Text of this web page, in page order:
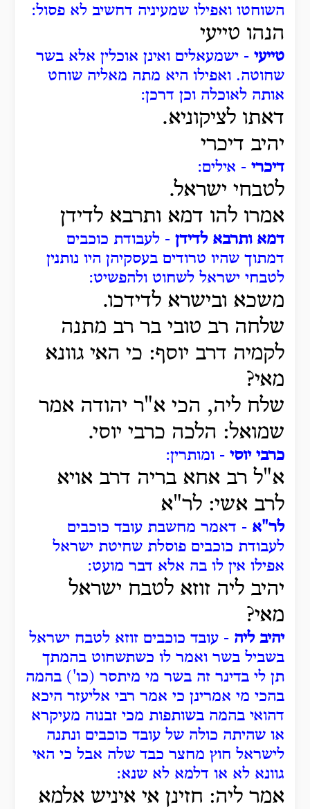
השוחטו ואפילו שמעיניה דחשיב לא פסול:
הנהו טייעי
טייעי - ישמעאלים ואינן אוכלין אלא בשר
שחוטה. ואפילו היא מתה מאליה שוחט
אותה לאוכלה וכן דרכן:
דאתו לציקוניא.
יהיב דיכרי
דיכרי - אילים:
לטבחי ישראל.
אמרו להו דמא ותרבא לדידן
דמא ותרבא לדידן - לעבודת כוכבים
דמתוך שהיו טרודים בעסקיהן היו נותנין
לטבחי ישראל לשחוט ולהפשיט:
משכא ובישרא לדידכו.
שלחה רב טובי בר רב מתנה
לקמיה דרב יוסף: כי האי גוונא
מאי?
שלח ליה, הכי א"ר יהודה אמר
שמואל: הלכה כרבי יוסי.
כרבי יוסי - ומותרין:
א"ל רב אחא בריה דרב אויא
לרב אשי: לר"א
לר"א - דאמר מחשבת עובד כוכבים
לעבודת כוכבים פוסלת שחיטת ישראל
אפילו אין לו בה אלא דבר מועט:
יהיב ליה זוזא לטבח ישראל
מאי?
יהיב ליה - עובד כוכבים זוזא לטבח ישראל
בשביל בשר ואמר לו כשתשחוט בהמתך
תן לי בדינר זה בשר מי מיתסר (כו') בהמה
בהכי מי אמרינן כי אמר רבי אליעזר היכא
דהואי בהמה בשותפות מכי זבנוה מעיקרא
או שהיתה כולה של עובד כוכבים ונתנה
לישראל חוץ מחצר כבד שלה אבל כי האי
גוונא לא או דלמא לא שנא:
אמר ליה: חזינן אי איניש אלמא